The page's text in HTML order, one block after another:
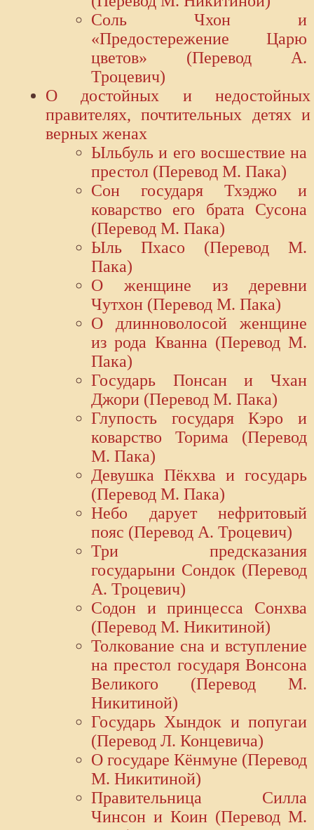
Соль Чхон и
«Предостережение Царю
цветов» (Перевод А.
Троцевич)
О достойных и недостойных
правителях, почтительных детях и
верных женах
Ыльбуль и его восшествие на
престол (Перевод М. Пака)
Сон государя Тхэджо и
коварство его брата Сусона
(Перевод М. Пака)
Ыль Пхасо (Перевод М.
Пака)
О женщине из деревни
Чутхон (Перевод М. Пака)
О длинноволосой женщине
из рода Кванна (Перевод М.
Пака)
Государь Понсан и Чхан
Джори (Перевод М. Пака)
Глупость государя Кэро и
коварство Торима (Перевод
М. Пака)
Девушка Пёкхва и государь
(Перевод М. Пака)
Небо дарует нефритовый
пояс (Перевод А. Троцевич)
Три предсказания
государыни Сондок (Перевод
А. Троцевич)
Содон и принцесса Сонхва
(Перевод М. Никитиной)
Толкование сна и вступление
на престол государя Вонсона
Великого (Перевод М.
Никитиной)
Государь Хындок и попугаи
(Перевод Л. Концевича)
О государе Кёнмуне (Перевод
М. Никитиной)
Правительница Силла
Чинсон и Коин (Перевод М.